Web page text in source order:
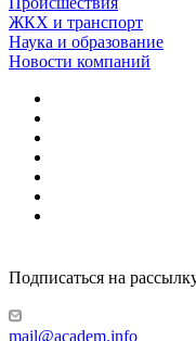
ЖКХ и транспорт
Наука и образование
Новости компаний
Подписаться на
mail@academ.info